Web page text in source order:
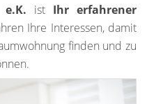
ist Ihr erfahrener
Ihre Interessen, damit
finden und zu